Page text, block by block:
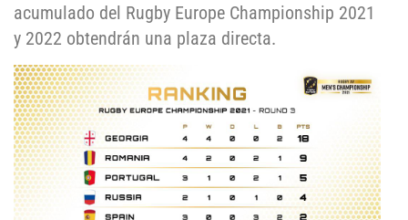
acumulado del Rugby Europe Championship 2021
y 2022 obtendrán una plaza directa.